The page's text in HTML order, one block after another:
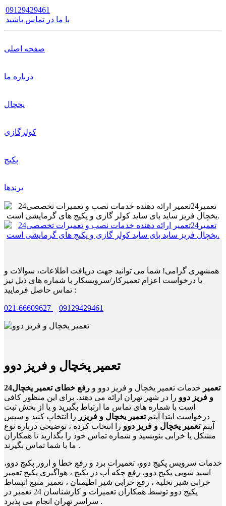
09129429461
با ما در تماس باشید
صفحه اصلی
درباره ما
یخچال
کولرگازی
پکیج
برندها
همشهری گرامی! شما می توانید جهت دریافت اطلاعات، سوالات و
یا درخواست اعزام تعمیرکار/سرویسکار با شماره های ذیل نیز
تماس حاصل فرمایید :
021-66609627 09129429461
تعمیر یخچال و فریز دوو
24تعمیر خدمات تعمیر یخچال و فریز دوو و رفع خطای تعمیر یخچال
و فریز دوو را در شهر تهران ارائه می دهند. برای این منظور کافی
است با شماره های تماس ما ارتباط بگیرید و یا از بخش ثبت
درخواست ابتدا آیتمتعمیر یخچال و فریزر را انتخاب کنید و سپس
آیتمتعمیر یخچال و فریز دوو را انتخاب کرده ، توضیحی درباره نوع
مشکل یا خرابی بنویسید و شماره تماس خود را بگذارید تا همکاران
ما با شما تماس بگیرند .
خدمات سرویس پکیج دوو، تعمیرات برد و رفع خطا و ارور پکیج دوو،
اسید شویی پکیج دوو، رفع چکه آب در پکیج ، هواگیری پکیج تعمیر
خرابی شیر تخلیه ، رفع خرابی شیر اطیمنان ، تعمیر منبع انبساط
پکیج دوو توسط همکاران تعمیرات و کارشناسان 24 تعمیر در
سراسر تهران انجام می پذیرد .